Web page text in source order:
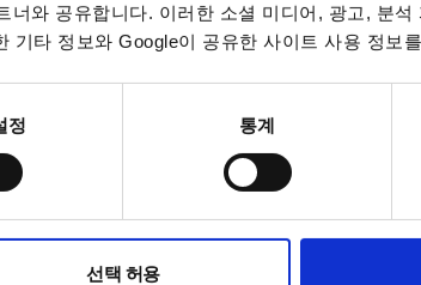
와 공유합니다. 이러한 소셜 미디어, 광고, 분석
기타 정보와 Google이 공유한 사이트 사용 정보
정 통계
선택 허용